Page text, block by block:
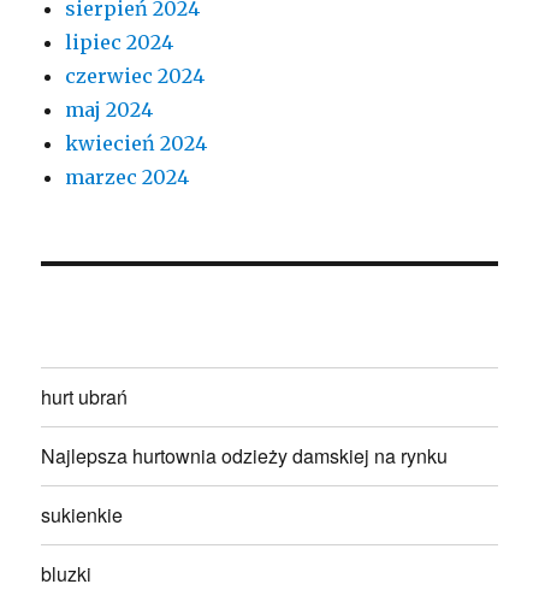
sierpień 2024
lipiec 2024
czerwiec 2024
maj 2024
kwiecień 2024
marzec 2024
hurt ubrań
Najlepsza hurtownia odzieży damskiej na rynku
sukienkie
bluzki